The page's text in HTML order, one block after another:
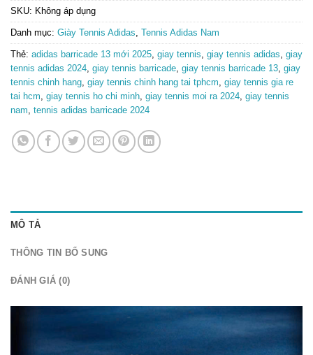
SKU: Không áp dụng
Danh mục: Giày Tennis Adidas, Tennis Adidas Nam
Thẻ: adidas barricade 13 mới 2025, giay tennis, giay tennis adidas, giay
tennis adidas 2024, giay tennis barricade, giay tennis barricade 13, giay
tennis chinh hang, giay tennis chinh hang tai tphcm, giay tennis gia re
tai hcm, giay tennis ho chi minh, giay tennis moi ra 2024, giay tennis
nam, tennis adidas barricade 2024
MÔ TẢ
THÔNG TIN BỔ SUNG
ĐÁNH GIÁ (0)